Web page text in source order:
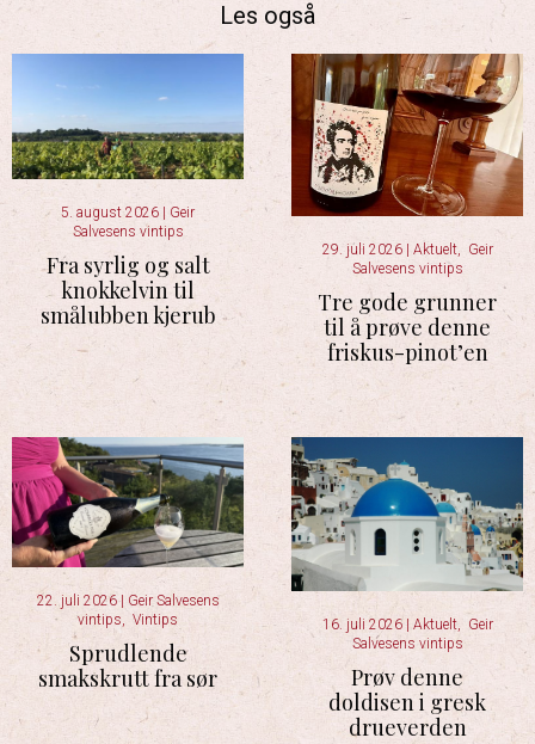
Les også
5. august 2026
Geir
Salvesens vintips
Fra syrlig og salt
knokkelvin til
smålubben kjerub
29. juli 2026 Aktuelt, Geir
Salvesens vintips
Tre gode grunner
til å prøve denne
friskus-pinot’en
22. juli 2026| Geir Salvesens
vintips, Vintips
Sprudlende
smakskrutt fra sør
16. juli 2026 Aktuelt, Geir
Salvesens vintips
Prøv denne
doldisen i gresk
drueverden